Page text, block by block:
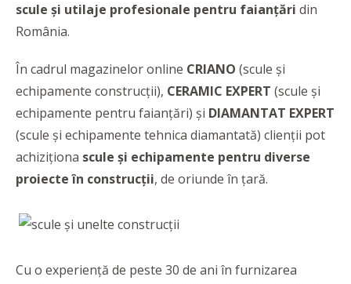
scule și utilaje profesionale pentru faianțări din
România.
În cadrul magazinelor online CRIANO (scule și
echipamente construcții), CERAMIC EXPERT (scule și
echipamente pentru faianțări) și DIAMANTAT EXPERT
(scule și echipamente tehnica diamantată) clienții pot
achiziționa scule și echipamente pentru diverse
proiecte în construcții, de oriunde în țară.
Cu o experiență de peste 30 de ani în furnizarea